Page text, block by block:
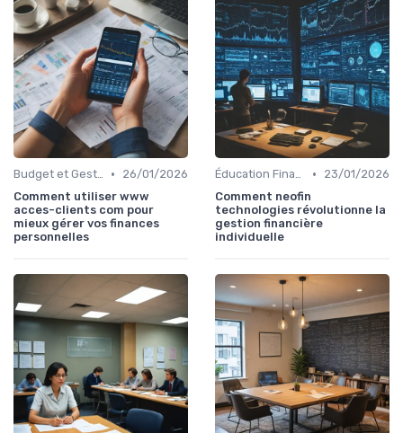
Budget et Gestion des Finances Personnelles •
26/01/2026
Comment utiliser www
acces-clients com pour
mieux gérer vos finances
personnelles
Éducation Financière •
23/01/2026
Comment neofin
technologies révolutionne la
gestion financière
individuelle